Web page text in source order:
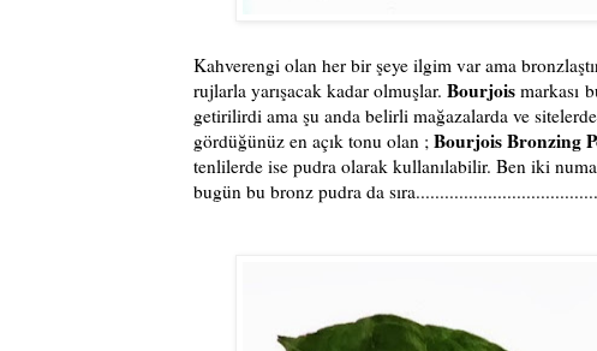
Kahverengi olan her bir şeye ilgim var ama
rujlarla yarışacak kadar olmuşlar. Bourjois markası
getirilirdi ama şu anda belirli mağazalarda ve
gördüğünüz en açık tonu olan ; Bourjois Bronzing
tenlilerde ise pudra olarak kullanılabilir. Ben iki
bugün bu bronz pudra da sıra......................................